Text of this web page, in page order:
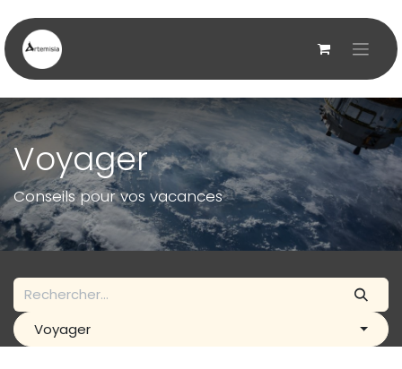
Voyager
Conseils pour vos vacances
Voyager